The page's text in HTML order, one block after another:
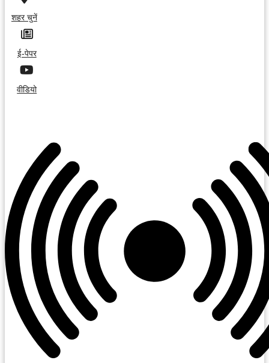
शहर चुनें
ई-पेपर
वीडियो